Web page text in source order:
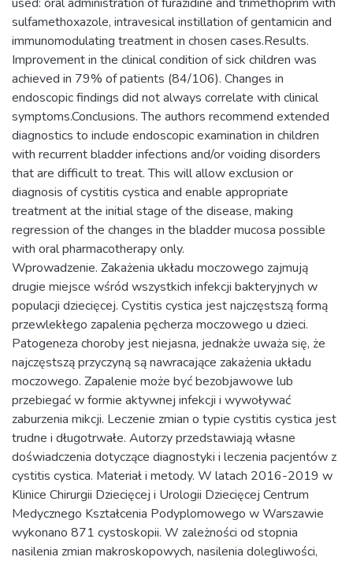
sulfamethoxazole, intravesical instillation of gentamicin and
immunomodulating treatment in chosen cases.Results.
Improvement in the clinical condition of sick children was
achieved in 79% of patients (84/106). Changes in
endoscopic findings did not always correlate with clinical
symptoms.Conclusions. The authors recommend extended
diagnostics to include endoscopic examination in children
with recurrent bladder infections and/or voiding disorders
that are difficult to treat. This will allow exclusion or
diagnosis of cystitis cystica and enable appropriate
treatment at the initial stage of the disease, making
regression of the changes in the bladder mucosa possible
with oral pharmacotherapy only.
Wprowadzenie. Zakażenia układu moczowego zajmują
drugie miejsce wśród wszystkich infekcji bakteryjnych w
populacji dziecięcej. Cystitis cystica jest najczęstszą formą
przewlekłego zapalenia pęcherza moczowego u dzieci.
Patogeneza choroby jest niejasna, jednakże uważa się, że
najczęstszą przyczyną są nawracające zakażenia układu
moczowego. Zapalenie może być bezobjawowe lub
przebiegać w formie aktywnej infekcji i wywoływać
zaburzenia mikcji. Leczenie zmian o typie cystitis cystica jest
trudne i długotrwałe. Autorzy przedstawiają własne
doświadczenia dotyczące diagnostyki i leczenia pacjentów z
cystitis cystica. Materiał i metody. W latach 2016-2019 w
Klinice Chirurgii Dziecięcej i Urologii Dziecięcej Centrum
Medycznego Kształcenia Podyplomowego w Warszawie
wykonano 871 cystoskopii. W zależności od stopnia
nasilenia zmian makroskopowych, nasilenia dolegliwości,